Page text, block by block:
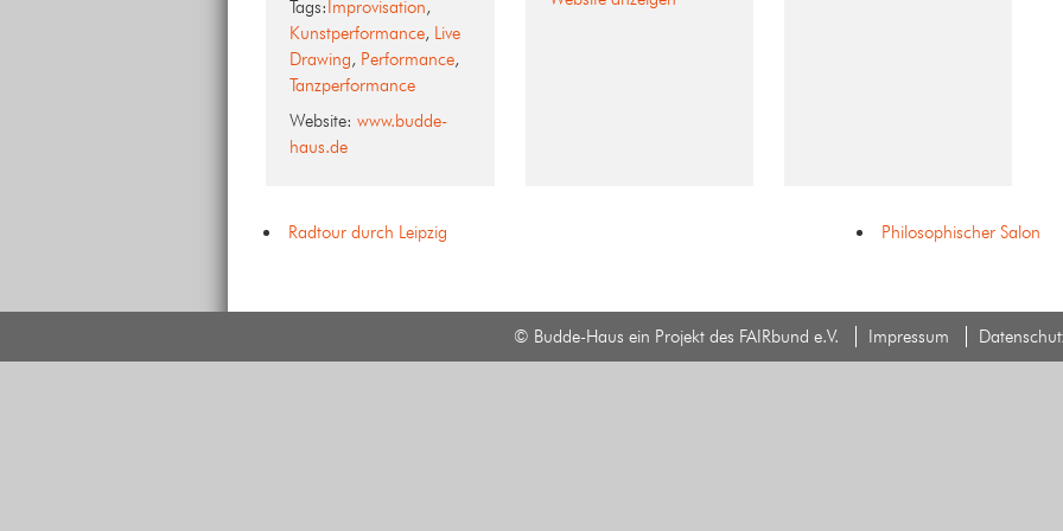
Tags: Improvisation,
Kunstperformance, Live
Drawing, Performance,
Tanzperformance
Website: www.budde-
haus.de
Radtour durch Leipzig Philosophischer Salon
© Budde-Haus ein Projekt des FAIRbund e.V. Impressum